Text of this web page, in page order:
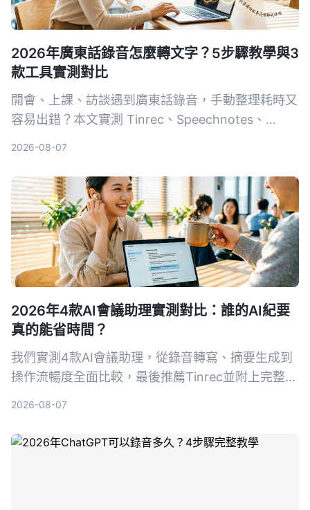
2026年廣東話錄音怎麼轉文字？5步驟教學與3
款工具實測對比
開會、上課、訪談遇到廣東話錄音，手動整理耗時又
容易出錯？本文實測 Tinrec、Speechnotes、
適合的解決方案。
2026-08-07
2026年4款AI會議助理實測對比：誰的AI紀要
真的能省時間？
我們實測4款AI會議助理，從錄音轉寫、摘要生成到
操作流暢度全面比較，最後推薦Tinrec並附上完整教
2026-08-07